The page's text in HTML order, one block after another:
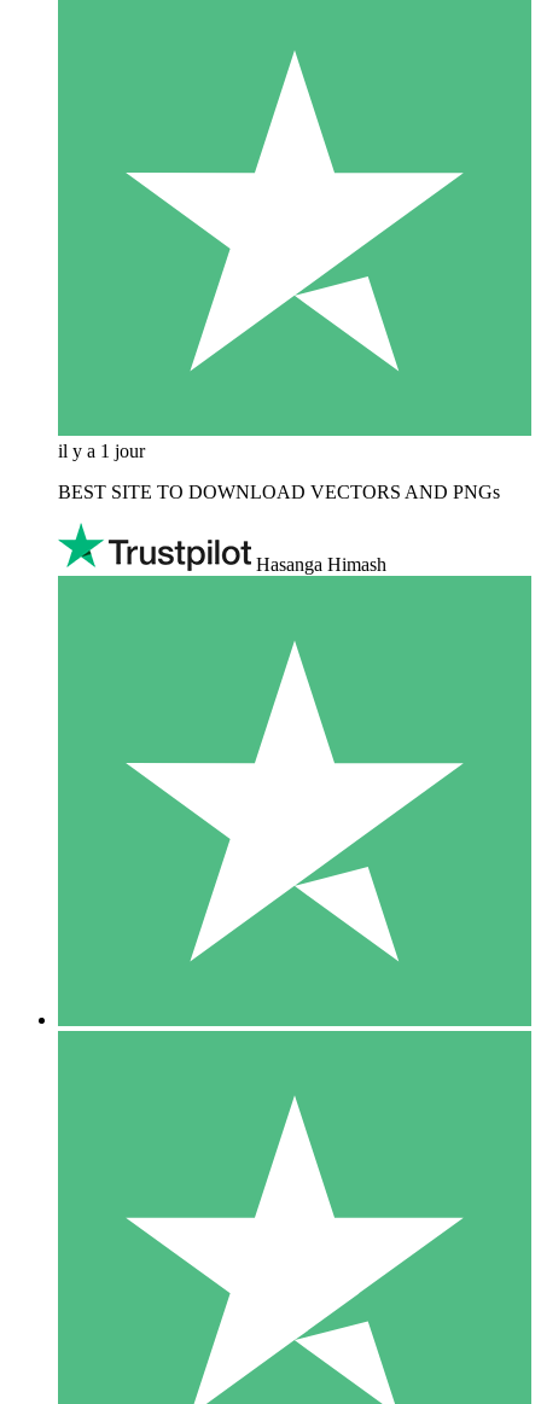
il y a 1 jour
BEST SITE TO DOWNLOAD VECTORS AND PNGs
Hasanga Himash